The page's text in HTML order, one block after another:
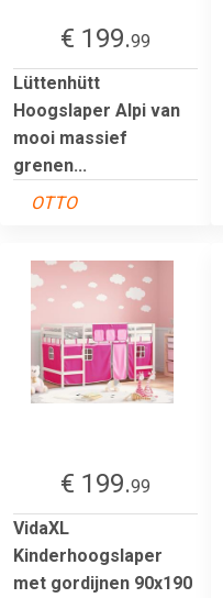
€ 199.99
Lüttenhütt
Hoogslaper Alpi van
mooi massief
grenen...
OTTO
€ 199.99
VidaXL
Kinderhoogslaper
met gordijnen 90x190